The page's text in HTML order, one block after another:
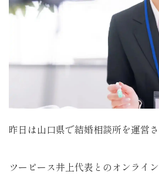
昨日は山口県で結婚相談所を運営さ
ツーピース井上代表とのオンライ